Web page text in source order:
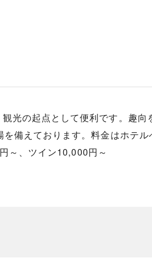
光の起点として便利です。趣
備えております。料金はホテル
～、ツイン10,000円～